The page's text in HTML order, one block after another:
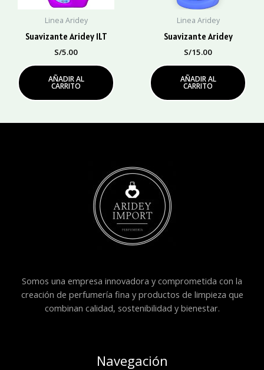
Linea Aridey
Suavizante Aridey 1LT
S/5.00
AÑADIR AL
CARRITO
Linea Aridey
Suavizante Aridey
S/15.00
AÑADIR AL
CARRITO
Somos una empresa innovadora y comprometida con la
creación de perfumería fina y productos de limpieza que
combinan calidad, sostenibilidad y bienestar.
Navegación